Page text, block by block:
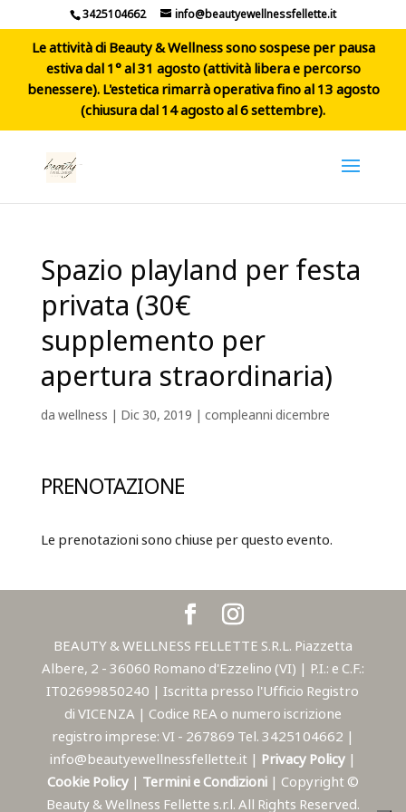
3425104662 info@beautyewellnessfellette.it
Le attività di Beauty & Wellness sono sospese per pausa
estiva dal 1° al 31 agosto (attività libera e percorso
benessere). L'estetica rimarrà operativa fino al 13 agosto
(chiusura dal 14 agosto al 6 settembre).
Spazio playland per festa
privata (30€
supplemento per
apertura straordinaria)
dawellness | Dic 30, 2019 | compleanni dicembre
PRENOTAZIONE
Le prenotazioni sono chiuse per questo evento.
BEAUTY & WELLNESS FELLETTE S.R.L. Piazzetta
Albere, 2 - 36060 Romano d'Ezzelino (VI) | P.I.: e C.F.:
IT02699850240 | Iscritta presso l'Ufficio Registro
di VICENZA | Codice REA o numero iscrizione
registro imprese: VI - 267869 Tel. 3425104662 |
info@beautyewellnessfellette.it | Privacy Policy |
Cookie Policy | Termini e Condizioni | Copyright ©
Beauty & Wellness Fellette s.r.l. All Rights Reserved.